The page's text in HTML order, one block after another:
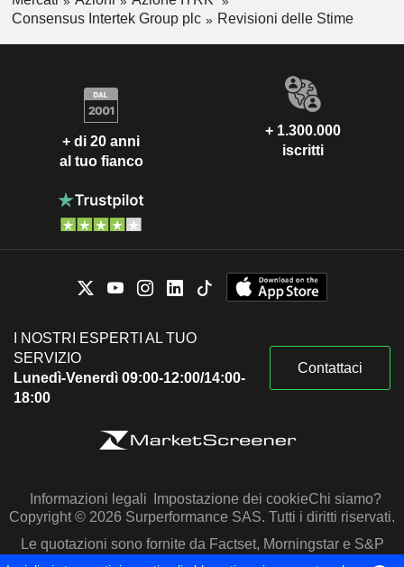
Consensus Intertek Group plc
Revisioni delle Stime
+ di 20 anni
al tuo fianco
+ 1.300.000
iscritti
I NOSTRI ESPERTI AL TUO
SERVIZIO
Lunedì-Venerdì 09:00-12:00/14:00-
18:00
Contattaci
Informazioni legali Impostazione dei cookieChi siamo?
Copyright © 2026 Surperformance SAS. Tutti i diritti riservati.
Le quotazioni sono fornite da Factset, Morningstar e S&P
Capital IQ